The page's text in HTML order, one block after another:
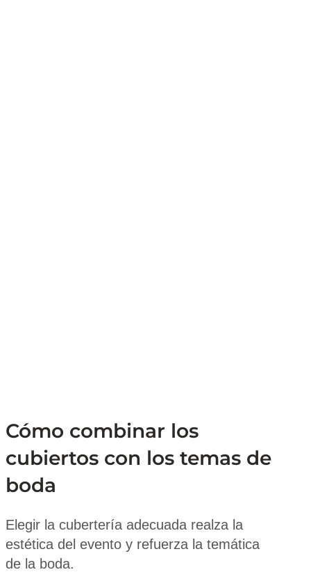
Cómo combinar los
cubiertos con los temas de
boda
Elegir la cubertería adecuada realza la
estética del evento y refuerza la temática
de la boda.